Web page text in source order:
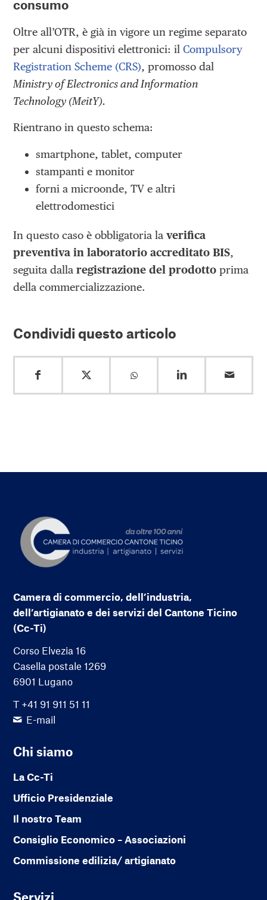
consumo
Oltre all’OTR, è già in vigore un regime separato
per alcuni dispositivi elettronici: ilCompulsory
Registration Scheme (CRS), promosso dal
Ministry of Electronics and Information
Technology (MeitY).
Rientrano in questo schema:
smartphone, tablet, computer
stampanti e monitor
forni a microonde, TV e altri
elettrodomestici
In questo caso è obbligatoria laverifica
preventiva in laboratorio accreditato BIS,
seguita dallaregistrazione del prodotto prima
della commercializzazione.
Condividi questo articolo
Camera di commercio, dell’industria,
dell’artigianato e dei servizi del Cantone Ticino
(Cc-Ti)
Corso Elvezia 16
Casella postale 1269
6901 Lugano
T +41 91 911 51 11
E-mail
Chi siamo
La Cc-Ti
Ufficio Presidenziale
Il nostro Team
Consiglio Economico – Associazioni
Commissione edilizia/ artigianato
Servizi